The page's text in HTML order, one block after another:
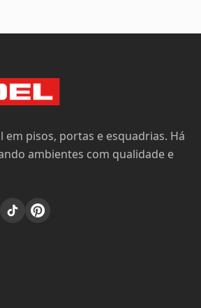
em pisos, portas e esquadrias. Há
ambientes com qualidade e